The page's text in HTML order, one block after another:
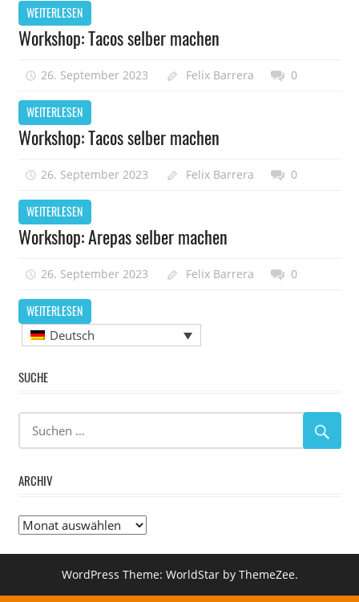
WEITERLESEN
Workshop: Tacos selber machen
26. September 2023 Felix Barrera 0
WEITERLESEN
Workshop: Tacos selber machen
26. September 2023 Felix Barrera 0
WEITERLESEN
Workshop: Arepas selber machen
26. September 2023 Felix Barrera 0
WEITERLESEN
Deutsch
SUCHE
ARCHIV
Archiv
WordPress Theme: WorldStar by ThemeZee.